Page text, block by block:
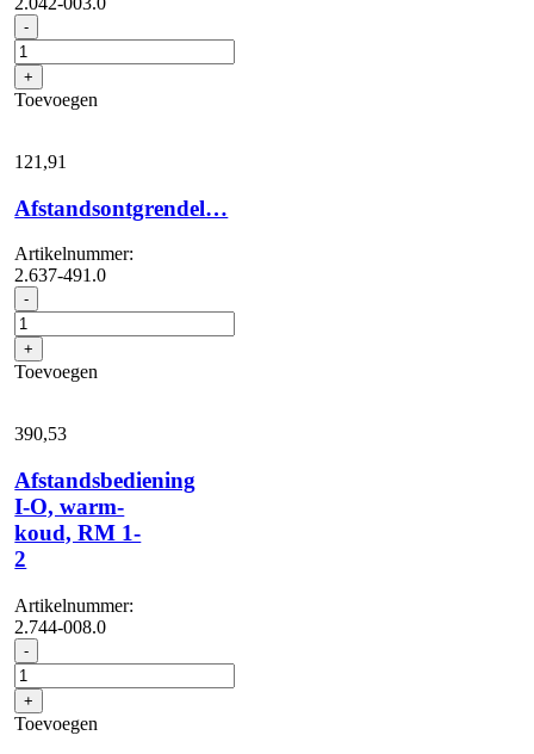
- Slang-
en
spuitlanshouder
RVS
aantal
+
Toevoegen
121,91
Afstandsontgrendel…
Artikelnummer:
2.637-491.0
- Afstandsontgrendel...
aantal
+
Toevoegen
390,53
Afstandsbediening
I-O, warm-
koud, RM 1-
2
Artikelnummer:
2.744-008.0
- Afstandsbediening
I-
O,
warm-
koud,
+
Toevoegen